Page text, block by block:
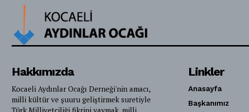
Hakkımızda
Kocaeli Aydınlar Ocağı Derneği'nin amacı,
milli kültür ve şuuru geliştirmek suretiyle
Türk Milliyetçiliği fikrini yaymak, milli
Linkler
Anasayfa
Başkanımız